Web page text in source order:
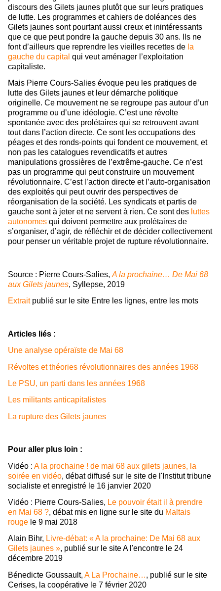
discours des Gilets jaunes plutôt que sur leurs pratiques
de lutte. Les programmes et cahiers de doléances des
Gilets jaunes sont pourtant aussi creux et inintéressants
que ce que peut pondre la gauche depuis 30 ans. Ils ne
font d’ailleurs que reprendre les vieilles recettes de la
gauche du capital qui veut aménager l’exploitation
capitaliste.
Mais Pierre Cours-Salies évoque peu les pratiques de
lutte des Gilets jaunes et leur démarche politique
originelle. Ce mouvement ne se regroupe pas autour d’un
programme ou d’une idéologie. C’est une révolte
spontanée avec des prolétaires qui se retrouvent avant
tout dans l’action directe. Ce sont les occupations des
péages et des ronds-points qui fondent ce mouvement, et
non pas les catalogues revendicatifs et autres
manipulations grossières de l’extrême-gauche. Ce n’est
pas un programme qui peut construire un mouvement
révolutionnaire. C’est l’action directe et l’auto-organisation
des exploités qui peut ouvrir des perspectives de
réorganisation de la société. Les syndicats et partis de
gauche sont à jeter et ne servent à rien. Ce sont des luttes
autonomes qui doivent permettre aux prolétaires de
s’organiser, d’agir, de réfléchir et de décider collectivement
pour penser un véritable projet de rupture révolutionnaire.
Source : Pierre Cours-Salies, A la prochaine… De Mai 68
aux Gilets jaunes, Syllepse, 2019
Extraitpublié sur le site Entre les lignes, entre les mots
Articles liés :
Une analyse opéraïste de Mai 68
Révoltes et théories révolutionnaires des années 1968
Le PSU, un parti dans les années 1968
Les militants anticapitalistes
La rupture des Gilets jaunes
Pour aller plus loin :
Vidéo : A la prochaine ! de mai 68 aux gilets jaunes, la
soirée en vidéo, débat diffusé sur le site de l'Institut tribune
socialiste et enregistré le 16 janvier 2020
Vidéo : Pierre Cours-Salies, Le pouvoir était il à prendre
en Mai 68 ?, débat mis en ligne sur le site du Maltais
rouge le 9 mai 2018
Alain Bihr, Livre-débat: « A la prochaine: De Mai 68 aux
Gilets jaunes », publié sur le site A l'encontre le 24
décembre 2019
Bénedicte Goussault, A La Prochaine…, publié sur le site
Cerises, la coopérative le 7 février 2020